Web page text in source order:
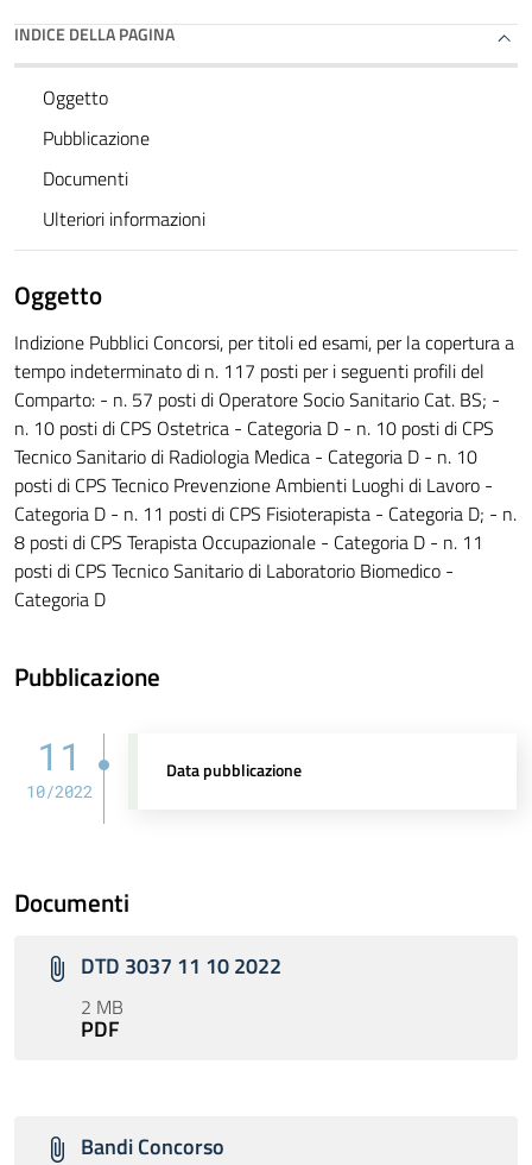
INDICE DELLA PAGINA
Oggetto
Pubblicazione
Documenti
Ulteriori informazioni
Oggetto
Indizione Pubblici Concorsi, per titoli ed esami, per la copertura a
tempo indeterminato di n. 117 posti per i seguenti profili del
Comparto: - n. 57 posti di Operatore Socio Sanitario Cat. BS; -
n. 10 posti di CPS Ostetrica - Categoria D - n. 10 posti di CPS
Tecnico Sanitario di Radiologia Medica - Categoria D - n. 10
posti di CPS Tecnico Prevenzione Ambienti Luoghi di Lavoro -
Categoria D - n. 11 posti di CPS Fisioterapista - Categoria D; - n.
8 posti di CPS Terapista Occupazionale - Categoria D - n. 11
posti di CPS Tecnico Sanitario di Laboratorio Biomedico -
Categoria D
Pubblicazione
11
10/2022
Data pubblicazione
Documenti
DTD 3037 11 10 2022
2 MB
PDF
Bandi Concorso